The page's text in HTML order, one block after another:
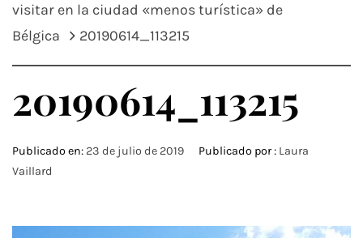
visitar en la ciudad «menos turística» de
Bélgica
20190614_113215
20190614_113215
Publicado en: 23 de julio de 2019 Publicado por : Laura
Vaillard